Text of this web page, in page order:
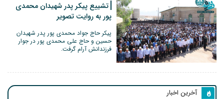
تشییع پیکر پدر شهیدان محمدی
پور به روایت تصویر
پیکر حاج جواد محمدی پور پدر شهیدان
حسین و حاج علی محمدی پور در جوار
فرزندانش آرام گرفت.
آخرین اخبار